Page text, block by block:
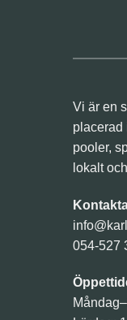
Vi är en
placerad
pooler,
lokalt
054-527